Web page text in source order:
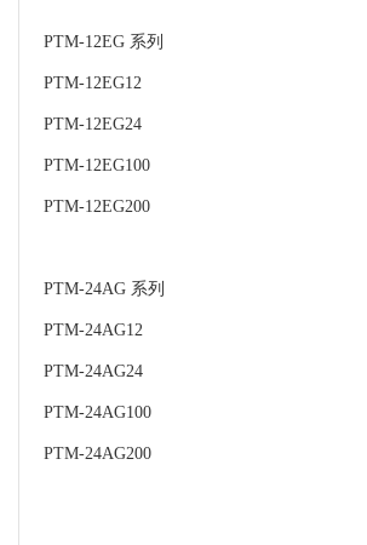
PTM-12EG 系列
PTM-12EG12
PTM-12EG24
PTM-12EG100
PTM-12EG200
PTM-24AG 系列
PTM-24AG12
PTM-24AG24
PTM-24AG100
PTM-24AG200